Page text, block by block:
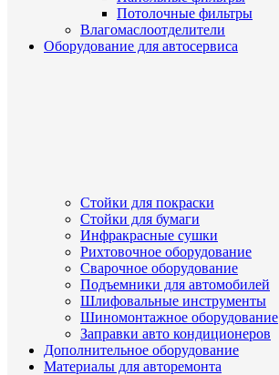
Потолочные фильтры
Влагомаслоотделители
Оборудование для автосервиса
Стойки для покраски
Стойки для бумаги
Инфракрасные сушки
Рихтовочное оборудование
Сварочное оборудование
Подъемники для автомобилей
Шлифовальные инструменты
Шиномонтажное оборудование
Заправки авто кондиционеров
Дополнительное оборудование
Материалы для авторемонта